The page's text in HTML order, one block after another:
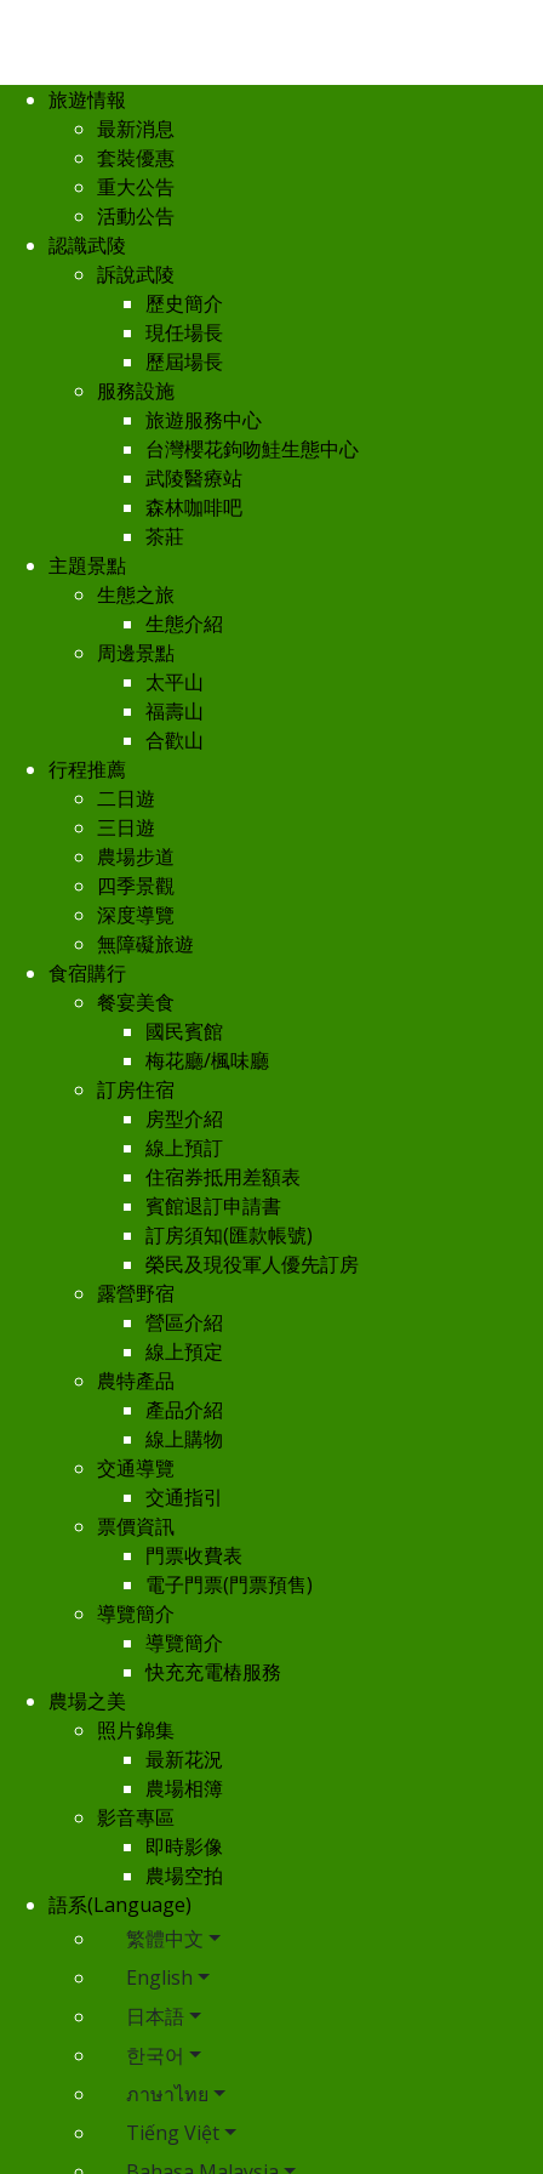
旅遊情報
最新消息
套裝優惠
重大公告
活動公告
認識武陵
訴說武陵
歷史簡介
現任場長
歷屆場長
服務設施
旅遊服務中心
台灣櫻花鉤吻鮭生態中心
武陵醫療站
森林咖啡吧
茶莊
主題景點
生態之旅
生態介紹
周邊景點
太平山
福壽山
合歡山
行程推薦
二日遊
三日遊
農場步道
四季景觀
深度導覽
無障礙旅遊
食宿購行
餐宴美食
國民賓館
梅花廳/楓味廳
訂房住宿
房型介紹
線上預訂
住宿券抵用差額表
賓館退訂申請書
訂房須知(匯款帳號)
榮民及現役軍人優先訂房
露營野宿
營區介紹
線上預定
農特產品
產品介紹
線上購物
交通導覽
交通指引
票價資訊
門票收費表
電子門票(門票預售)
導覽簡介
導覽簡介
快充充電樁服務
農場之美
照片錦集
最新花況
農場相簿
影音專區
即時影像
農場空拍
語系(Language)
繁體中文
English
日本語
한국어
ภาษาไทย
Tiếng Việt